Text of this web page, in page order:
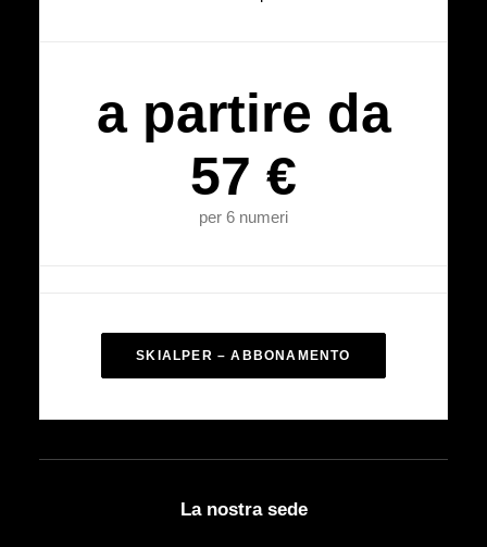
a partire da
57 €
per 6 numeri
SKIALPER – ABBONAMENTO
La nostra sede